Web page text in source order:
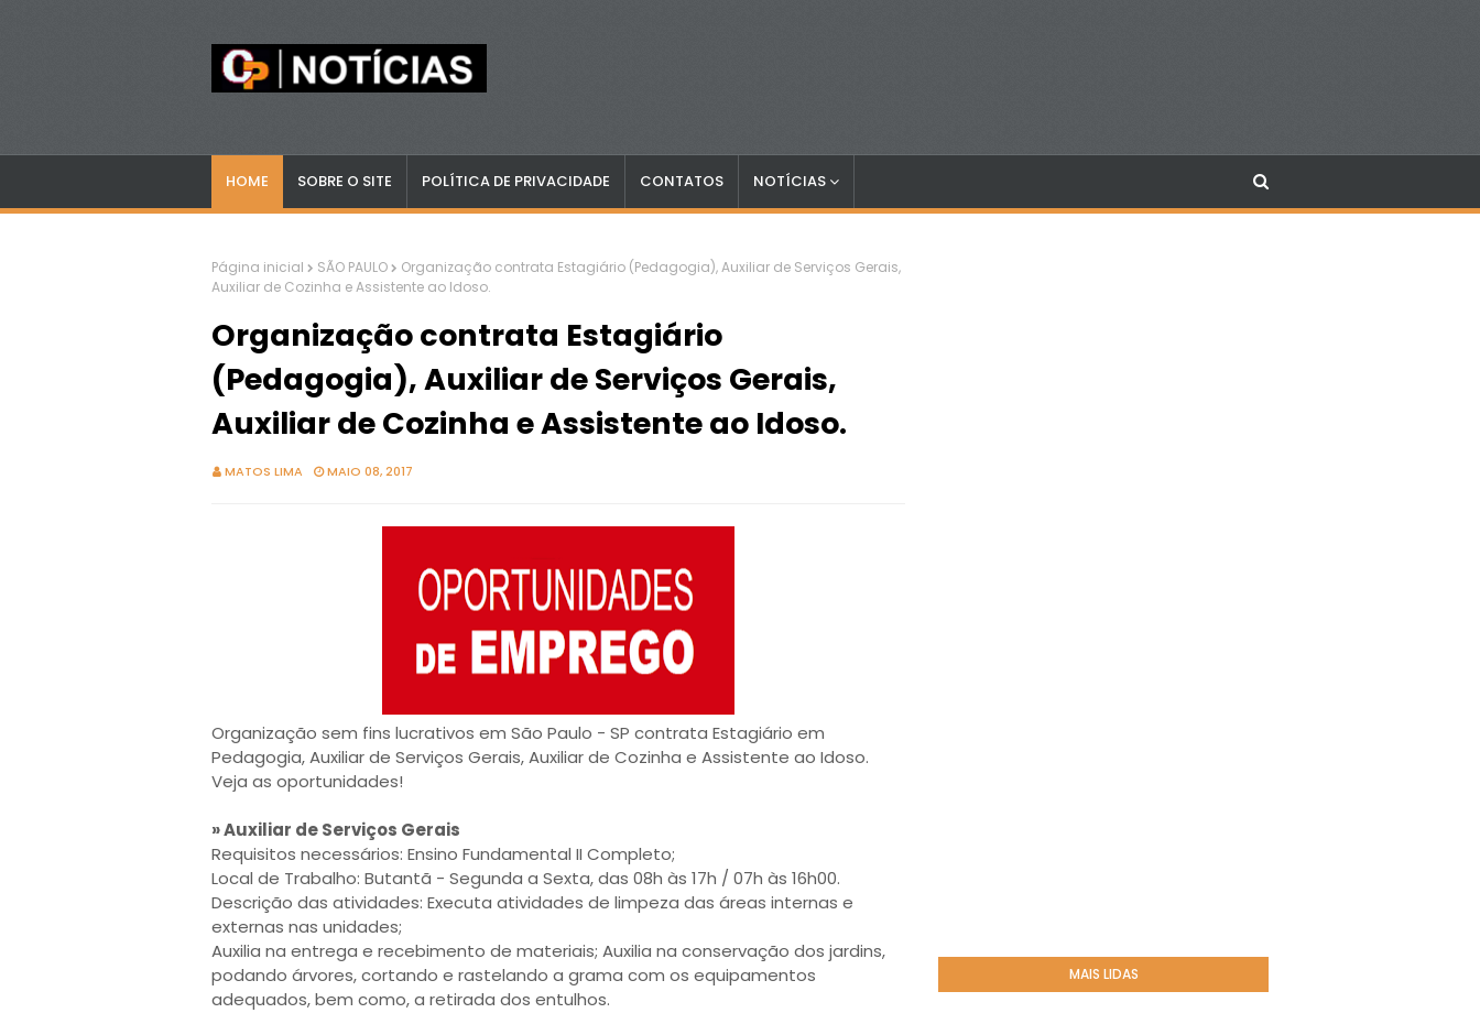
HOME SOBRE O SITE POLÍTICA DE PRIVACIDADE CONTATOS NOTÍCIAS
Página inicial SÃO PAULO
Organização contrata Estagiário (Pedagogia), Auxiliar de Serviços Gerais,
Auxiliar de Cozinha e Assistente ao Idoso.
Organização contrata Estagiário
(Pedagogia), Auxiliar de Serviços Gerais,
Auxiliar de Cozinha e Assistente ao Idoso.
MATOS LIMA MAIO 08, 2017
Organização sem fins lucrativos em São Paulo - SP contrata Estagiário em
Pedagogia, Auxiliar de Serviços Gerais, Auxiliar de Cozinha e Assistente ao Idoso.
Veja as oportunidades!
» Auxiliar de Serviços Gerais
Requisitos necessários: Ensino Fundamental II Completo;
Local de Trabalho: Butantã - Segunda a Sexta, das 08h às 17h / 07h às 16h00.
Descrição das atividades: Executa atividades de limpeza das áreas internas e
externas nas unidades;
Auxilia na entrega e recebimento de materiais; Auxilia na conservação dos jardins,
podando árvores, cortando e rastelando a grama com os equipamentos
adequados, bem como, a retirada dos entulhos.
MAIS LIDAS